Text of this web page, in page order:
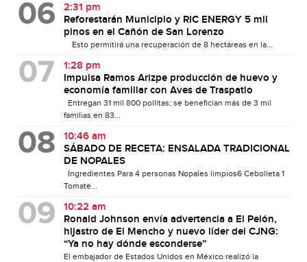
2:31 pm
Reforestarán Municipio y RIC ENERGY 5 mil
pinos en el Cañón de San Lorenzo
Esto permitirá una recuperación de 8 hectáreas en la...
1:28 pm
Impulsa Ramos Arizpe producción de huevo y
economía familiar con Aves de Traspatio
Entregan 31 mil 800 pollitas; se benefician más de 3 mil
familias en 83...
10:46 am
SÁBADO DE RECETA: ENSALADA TRADICIONAL
DE NOPALES
Ingredientes Para 4 personas Nopales limpios6 Cebolleta 1
Tomate...
10:22 am
Ronald Johnson envía advertencia a El Pelón,
hijastro de El Mencho y nuevo líder del CJNG:
“Ya no hay dónde esconderse”
El embajador de Estados Unidos en México realizó la